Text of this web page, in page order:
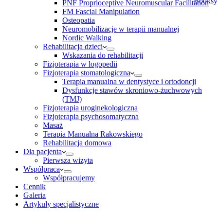
PNF Proprioceptive Neuromuscular Facilitation
FM Fascial Manipulation
Osteopatia
Neuromobilizacje w terapii manualnej
Nordic Walking
Rehabilitacja dzieci
Wskazania do rehabilitacji
Fizjoterapia w logopedii
Fizjoterapia stomatologiczna
Terapia manualna w dentystyce i ortodoncji
Dysfunkcje stawów skroniowo-żuchwowych
(TMJ)
Fizjoterapia uroginekologiczna
Fizjoterapia psychosomatyczna
Masaż
Terapia Manualna Rakowskiego
Rehabilitacja domowa
Dla pacjenta
Pierwsza wizyta
Współpraca
Współpracujemy
Cennik
Galeria
Artykuły specjalistyczne